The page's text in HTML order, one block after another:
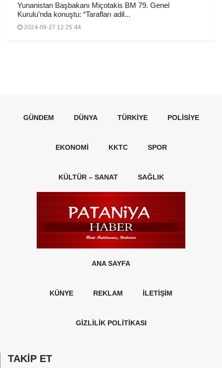
Yunanistan Başbakanı Miçotakis BM 79. Genel
Kurulu’nda konuştu: “Tarafları adil...
2024-09-27 12:25:44
GÜNDEM DÜNYA TÜRKIYE POLISIYE
EKONOMI KKTC SPOR
KÜLTÜR – SANAT SAĞLIK
ANA SAYFA
KÜNYE REKLAM İLETİŞİM
GİZLİLİK POLİTİKASI
TAKİP ET